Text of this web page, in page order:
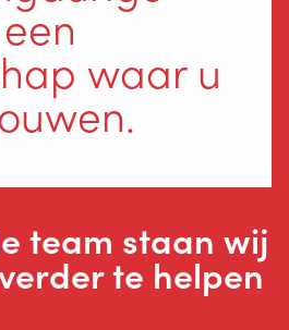
waar u
team staan wij
te helpen